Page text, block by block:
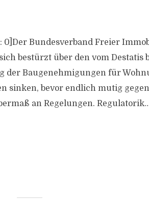
0]Der Bundesverband Freier
bestürzt über den vom Destatis
der Baugenehmigungen für
sinken, bevor endlich mutig
an Regelungen.